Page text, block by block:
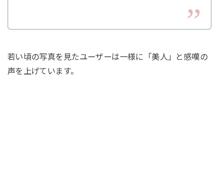
若い頃の写真を見たユーザーは一様に「美人」と感嘆の
声を上げています。